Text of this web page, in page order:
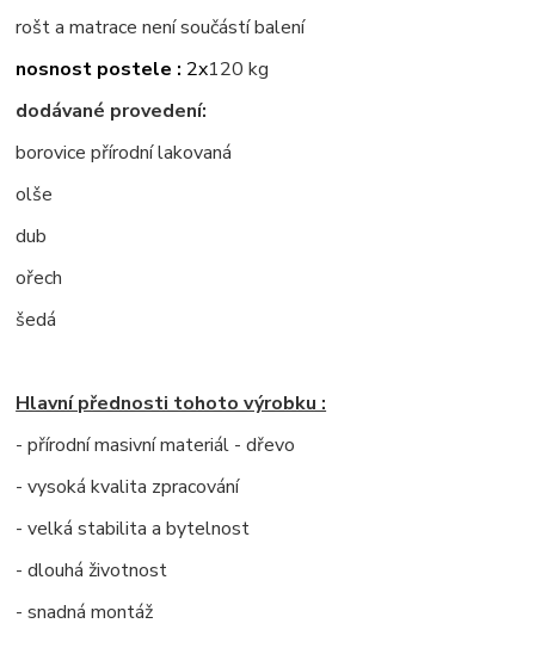
rošt a matrace není součástí balení
nosnost postele : 2x120 kg
dodávané provedení:
borovice přírodní lakovaná
olše
dub
ořech
šedá
Hlavní přednosti tohoto výrobku :
- přírodní masivní materiál - dřevo
- vysoká kvalita zpracování
- velká stabilita a bytelnost
- dlouhá životnost
- snadná montáž